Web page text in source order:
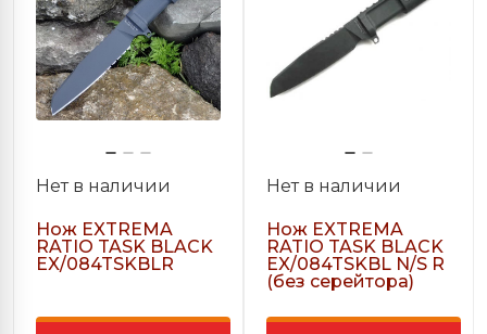
Нет в наличии
Нож EXTREMA
RATIO TASK BLACK
EX/084TSKBLR
Нет в наличии
Нож EXTREMA
RATIO TASK BLACK
EX/084TSKBL N/S R
(без серейтора)